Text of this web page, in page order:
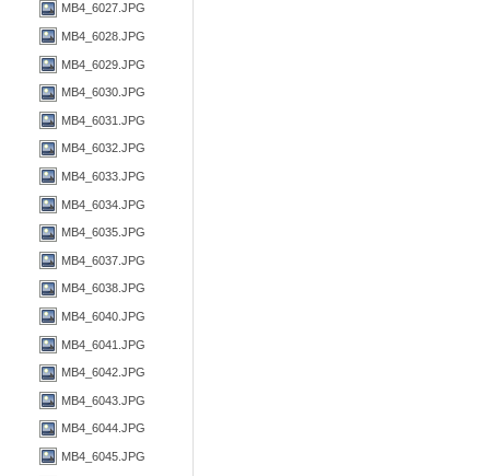
MB4_6027.JPG
MB4_6028.JPG
MB4_6029.JPG
MB4_6030.JPG
MB4_6031.JPG
MB4_6032.JPG
MB4_6033.JPG
MB4_6034.JPG
MB4_6035.JPG
MB4_6037.JPG
MB4_6038.JPG
MB4_6040.JPG
MB4_6041.JPG
MB4_6042.JPG
MB4_6043.JPG
MB4_6044.JPG
MB4_6045.JPG